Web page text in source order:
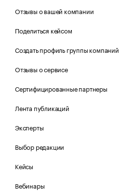
Отзывы о вашей компании
Поделиться кейсом
Создать профиль группы компаний
Отзывы о сервисе
Сертифицированные партнеры
Лента публикаций
Эксперты
Выбор редакции
Кейсы
Вебинары